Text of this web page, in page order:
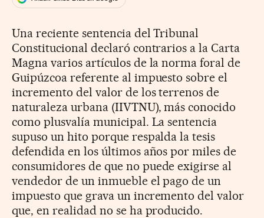
Una reciente sentencia del Tribunal
Constitucional declaró contrarios a la Carta
Magna varios artículos de la norma foral de
Guipúzcoa referente al impuesto sobre el
incremento del valor de los terrenos de
naturaleza urbana (IIVTNU), más conocido
como plusvalía municipal. La sentencia
supuso un hito porque respalda la tesis
defendida en los últimos años por miles de
consumidores de que no puede exigirse al
vendedor de un inmueble el pago de un
impuesto que grava un incremento del valor
que, en realidad no se ha producido.